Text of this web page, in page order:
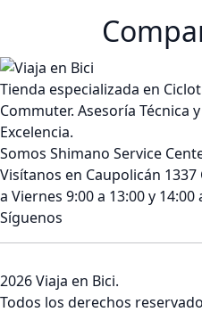
Tienda especializada en
Commuter. Asesoría Técnica
Excelencia.
Somos Shimano Service
Visítanos en Caupolicán
a Viernes 9:00 a 13:00 y 14:00
Síguenos
2026 Viaja en Bici.
Todos los derechos